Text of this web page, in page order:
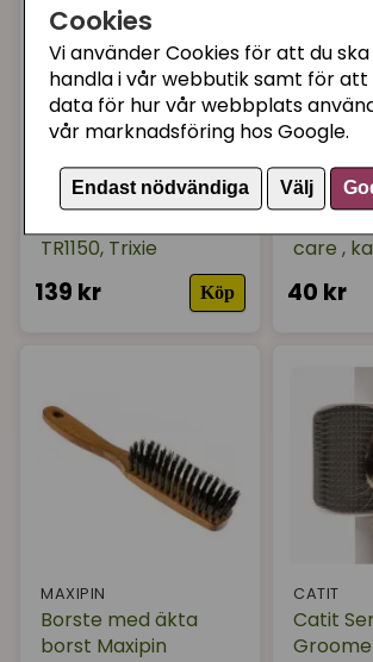
Cookies
Vi använder Cookies för att du
handla i vår webbutik samt för att
data för hur vår webbplats
vår marknadsföring hos Google.
Endast nödvändiga Välj
TRIXIE
TR1150, Trixie
139 kr Köp
TRIXIE
care ,
40 kr
MAXIPIN
Borste med äkta
borst Maxipin
CATIT
Catit